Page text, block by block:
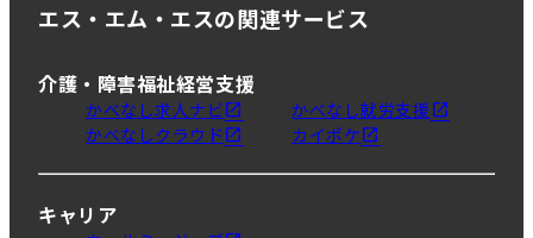
エス・エム・エスの関連サービス
介護・障害福祉経営支援
かべなし求人ナビ
かべなし就労支援
かべなしクラウド
カイポケ
キャリア